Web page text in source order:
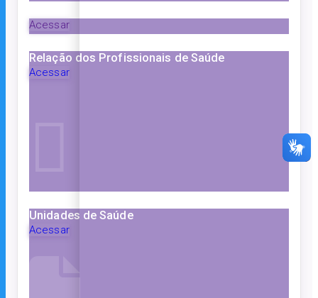
Acessar
Relação dos Profissionais de Saúde
Acessar
Unidades de Saúde
Acessar